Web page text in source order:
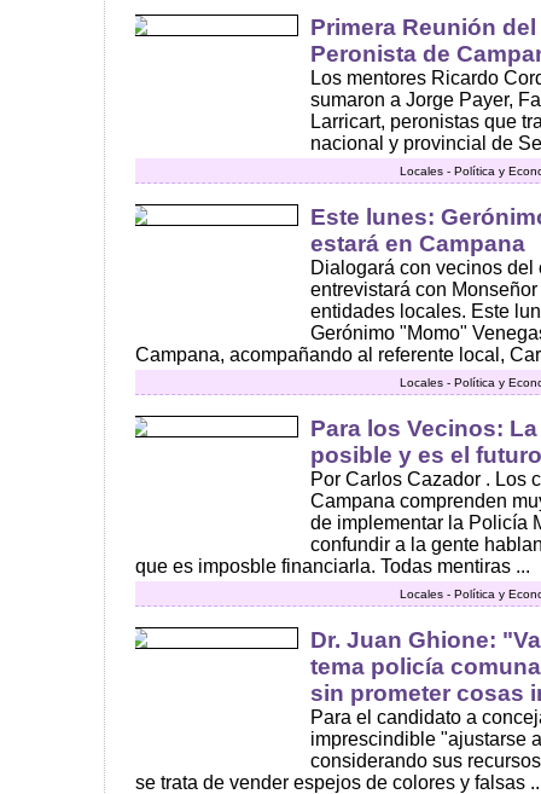
Primera Reunión
Peronista de
Los mentores Ricardo
sumaron a Jorge Payer,
Larricart, peronistas que
nacional y provincial de
Locales - Política y
Este lunes:
estará en Campana
Dialogará con vecinos del
entrevistará con
entidades locales. Este
Gerónimo "Momo"
Campana, acompañando al referente local,
Locales - Política y
Para los Vecinos:
posible y es el
Por Carlos Cazador . Los
Campana comprenden
de implementar la Policía
confundir a la gente
que es imposble financiarla. Todas mentiras ...
Locales - Política y
Dr. Juan Ghione:
tema policía
sin prometer cosas
Para el candidato a
imprescindible "ajustarse
considerando sus
se trata de vender espejos de colores y falsas